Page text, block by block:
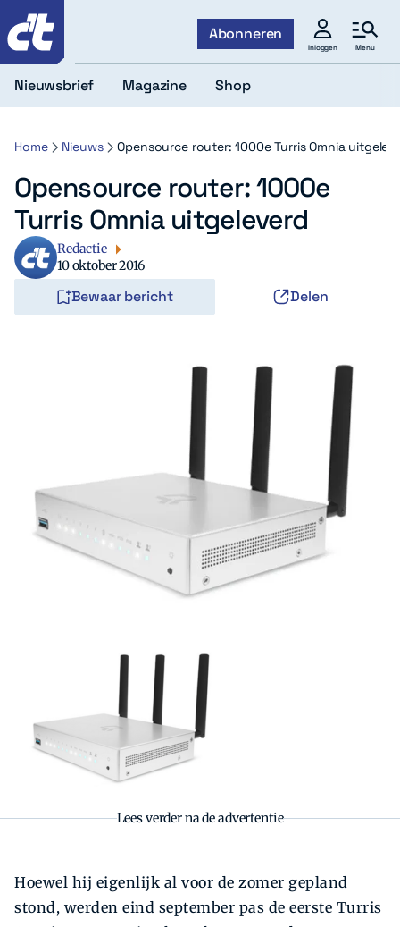
Abonneren
Inloggen Menu
Nieuwsbrief Magazine Shop
Home Nieuws Opensource router: 1000e Turris Omnia
Opensource router: 1000e
Turris Omnia uitgeleverd
Redactie
10 oktober 2016
Bewaar bericht Delen
Lees verder na de advertentie
Hoewel hij eigenlijk al voor de zomer gepland
stond, werden eind september pas de eerste Turris